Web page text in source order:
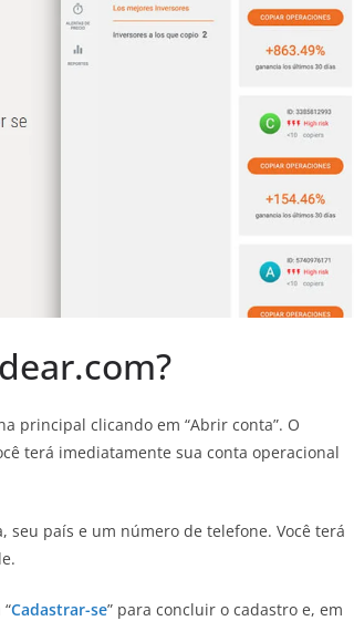
principal clicando em “Abrir conta”. O
terá imediatamente sua conta operacional
seu país e um número de telefone. Você terá
Cadastrar-se” para concluir o cadastro e, em